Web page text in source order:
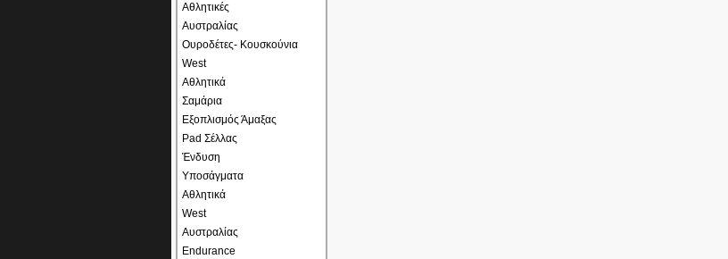
Αθλητικές
Αυστραλίας
Ουροδέτες- Κουσκούνια
West
Αθλητικά
Σαμάρια
Εξοπλισμός Άμαξας
Pad Σέλλας
Ένδυση
Υποσάγματα
Αθλητικά
West
Αυστραλίας
Endurance